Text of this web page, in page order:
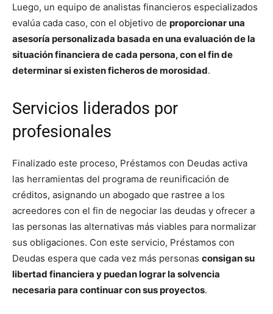
Luego, un equipo de analistas financieros especializados
evalúa cada caso, con el objetivo de proporcionar una
asesoría personalizada basada en una evaluación de la
situación financiera de cada persona, con el fin de
determinar si existen ficheros de morosidad.
Servicios liderados por
profesionales
Finalizado este proceso, Préstamos con Deudas activa
las herramientas del programa de reunificación de
créditos, asignando un abogado que rastree a los
acreedores con el fin de negociar las deudas y ofrecer a
las personas las alternativas más viables para normalizar
sus obligaciones. Con este servicio, Préstamos con
Deudas espera que cada vez más personas consigan su
libertad financiera y puedan lograr la solvencia
necesaria para continuar con sus proyectos.